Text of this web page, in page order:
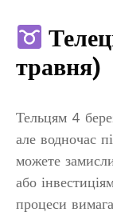
травня)
Тельцям 4
але водночас
можете
або
процеси